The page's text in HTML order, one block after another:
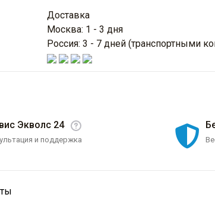
Доставка
Москва: 1 - 3 дня
Россия: 3 - 7 дней (транспортными
Экволс 24
и поддержка